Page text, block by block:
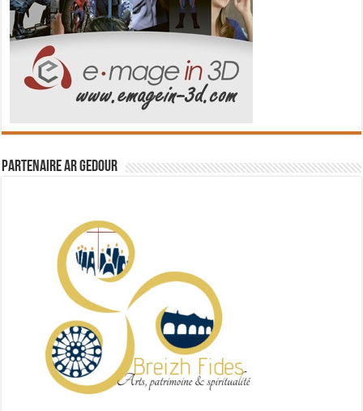
Partenaire Ar Gedour